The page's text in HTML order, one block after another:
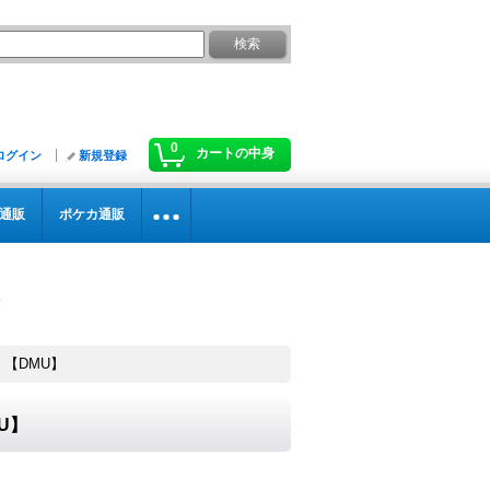
0 カートの中身
グイン 新規登録
販 ポケカ通販
DMU】